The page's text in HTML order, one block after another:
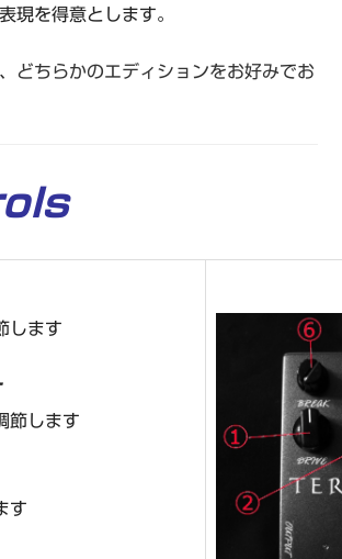
現を得意とします。
どちらかのエディションをお好みでお
します
節します
す